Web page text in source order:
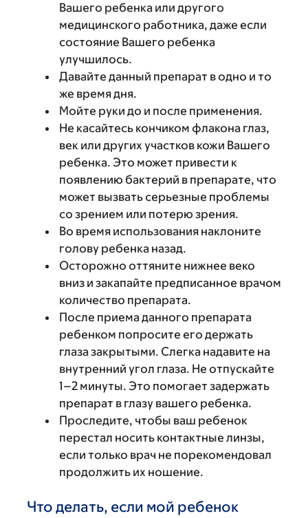
Вашего ребенка или другого
медицинского работника, даже если
состояние Вашего ребенка
улучшилось.
Давайте данный препарат в одно и то
же время дня.
Мойте руки до и после применения.
Не касайтесь кончиком флакона глаз,
век или других участков кожи Вашего
ребенка. Это может привести к
появлению бактерий в препарате, что
может вызвать серьезные проблемы
со зрением или потерю зрения.
Во время использования наклоните
голову ребенка назад.
Осторожно оттяните нижнее веко
вниз и закапайте предписанное врачом
количество препарата.
После приема данного препарата
ребенком попросите его держать
глаза закрытыми. Слегка надавите на
внутренний угол глаза. Не отпускайте
1–2 минуты. Это помогает задержать
препарат в глазу вашего ребенка.
Проследите, чтобы ваш ребенок
перестал носить контактные линзы,
если только врач не порекомендовал
продолжить их ношение.
Что делать, если мой ребенок